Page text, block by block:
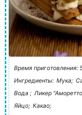
Время приготовления:
Ингредиенты: Мука;
Вода ; Ликер
Яйцо; Какао;